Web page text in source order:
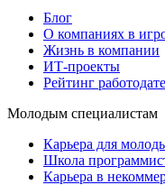
Блог
О компаниях в
Жизнь в компании
ИТ-проекты
Рейтинг
Молодым специалистам
Карьера для
Школа
Карьера в